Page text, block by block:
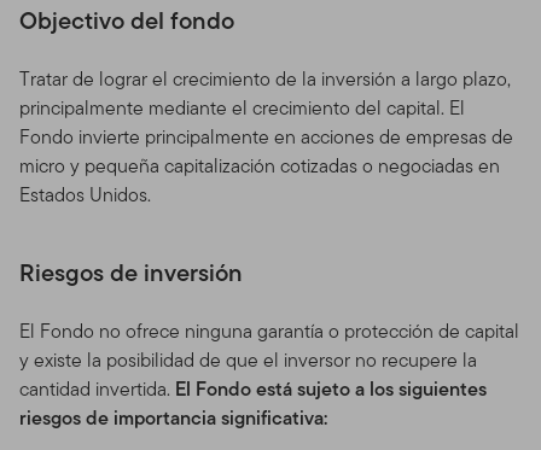
Objectivo del fondo
Tratar de lograr el crecimiento de la inversión a largo plazo,
principalmente mediante el crecimiento del capital. El
Fondo invierte principalmente en acciones de empresas de
micro y pequeña capitalización cotizadas o negociadas en
Estados Unidos.
Riesgos de inversión
El Fondo no ofrece ninguna garantía o protección de capital
y existe la posibilidad de que el inversor no recupere la
cantidad invertida. El Fondo está sujeto a los siguientes
riesgos de importancia significativa: